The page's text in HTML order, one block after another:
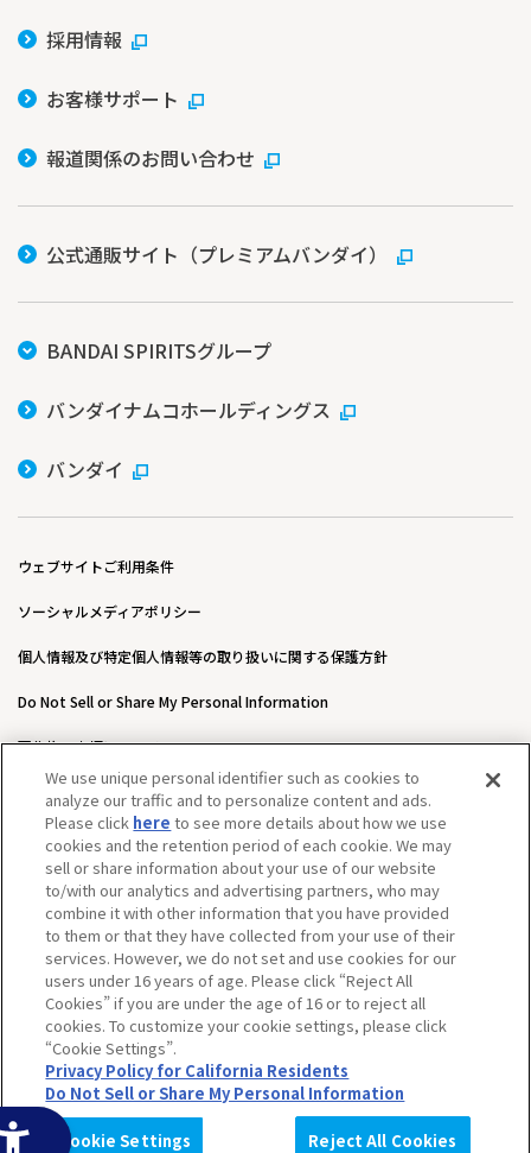
採用情報
お客様サポート
報道関係のお問い合わせ
公式通販サイト（プレミアムバンダイ）
BANDAI SPIRITSグループ
バンダイナムコホールディングス
バンダイ
ウェブサイトご利用条件
ソーシャルメディアポリシー
個人情報及び特定個人情報等の取り扱いに関する保護方針
Do Not Sell or Share My Personal Information
著作権・商標について
ウェブアクセシビリティ方針
カスタマーハラスメントに対する基本的な対応方針について
©BANDAI SPIRITS CO.,LTD. ALL RIGHTS RESERVED.
We use unique personal identifier such as cookies to
analyze our traffic and to personalize content and ads.
Please click here to see more details about how we use
cookies and the retention period of each cookie. We may
sell or share information about your use of our website
to/with our analytics and advertising partners, who may
combine it with other information that you have provided
to them or that they have collected from your use of their
services. However, we do not set and use cookies for our
users under 16 years of age. Please click “Reject All
Cookies” if you are under the age of 16 or to reject all
cookies. To customize your cookie settings, please click
“Cookie Settings”.
Privacy Policy for California Residents
Do Not Sell or Share My Personal Information
Cookie Settings Reject All Cookies